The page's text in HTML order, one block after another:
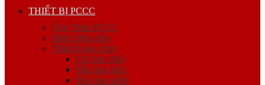
THIẾT BỊ PCCC
Ống Thép PCCC
Bình chữa cháy
Thiết bị báo cháy
Còi báo cháy
Đầu báo khói
Đầu báo nhiệt